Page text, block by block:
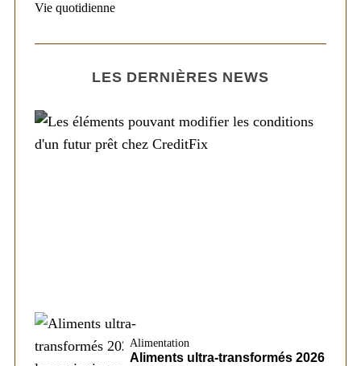
Vie quotidienne
LES DERNIÈRES NEWS
Alimentation
Aliments ultra-transformés 2026